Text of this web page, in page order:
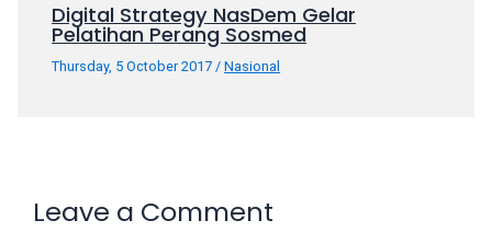
Digital Strategy NasDem Gelar
Pelatihan Perang Sosmed
Thursday, 5 October 2017 /Nasional
Leave a Comment